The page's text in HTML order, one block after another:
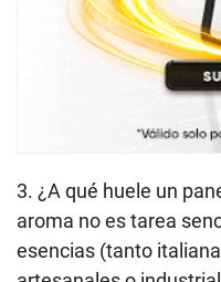
3. ¿A qué huele un
aroma no es tarea
esencias (tanto